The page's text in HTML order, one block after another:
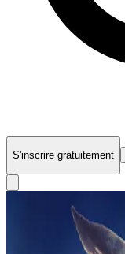
S'inscrire gratuitement